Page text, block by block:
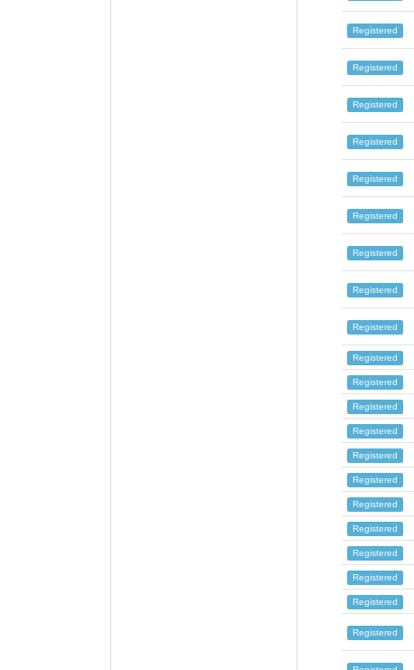
Registered
Registered
Registered
Registered
Registered
Registered
Registered
Registered
Registered
Registered
Registered
Registered
Registered
Registered
Registered
Registered
Registered
Registered
Registered
Registered
Registered